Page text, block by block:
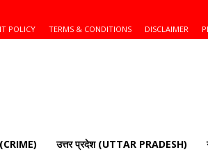
POLICY TERMS & CONDITIONS DISCLAIMER
उत्तर प्रदेश (UTTAR PRADESH)